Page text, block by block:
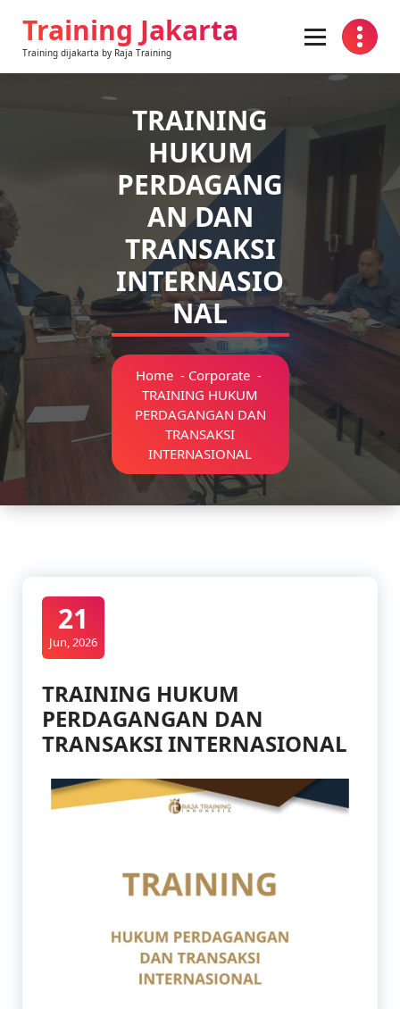
Training Jakarta
Training dijakarta by Raja Training
TRAINING
HUKUM
PERDAGANG
AN DAN
TRANSAKSI
INTERNASIO
NAL
Home- Corporate-
TRAINING HUKUM
PERDAGANGAN DAN
TRANSAKSI
INTERNASIONAL
21
Jun, 2026
TRAINING HUKUM
PERDAGANGAN DAN
TRANSAKSI INTERNASIONAL